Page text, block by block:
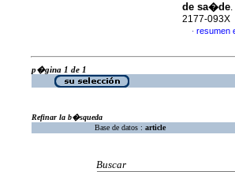
de sa�de.
2177-093X
· resumen
p�gina 1 de 1
Refinar la b�squeda
Base de datos : article
Buscar